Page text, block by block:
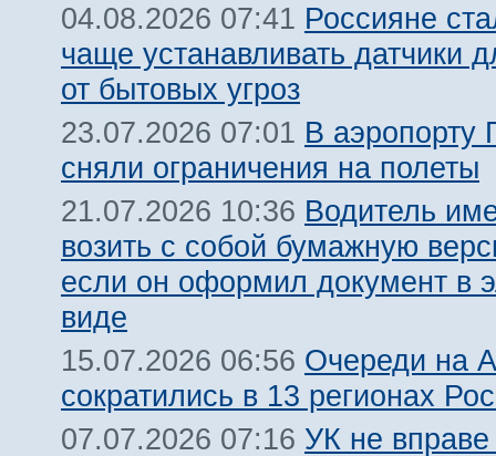
04.08.2026 07:41 Россияне
чаще устанавливать датчики
от бытовых угроз
23.07.2026 07:01 В аэропорту
сняли ограничения на полеты
21.07.2026 10:36 Водитель
возить с собой бумажную
если он оформил документ в
виде
15.07.2026 06:56 Очереди на
сократились в 13 регионах
07.07.2026 07:16 УК не